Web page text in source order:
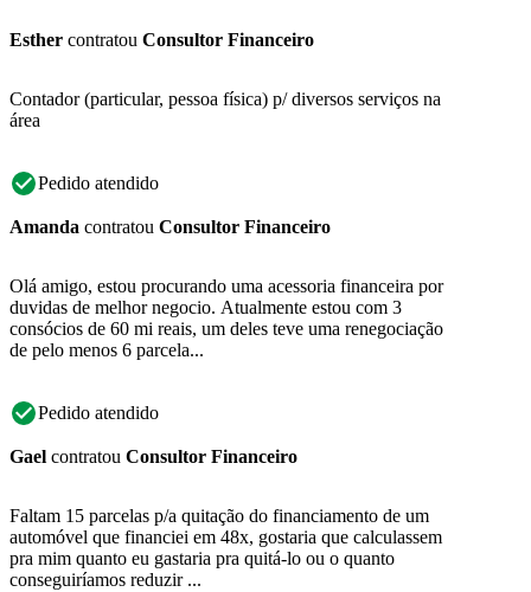
Esther contratou Consultor Financeiro
Contador (particular, pessoa física) p/ diversos serviços na
área
Pedido atendido
Amanda contratou Consultor Financeiro
Olá amigo, estou procurando uma acessoria financeira por
duvidas de melhor negocio. Atualmente estou com 3
consócios de 60 mi reais, um deles teve uma renegociação
de pelo menos 6 parcela...
Pedido atendido
Gael contratou Consultor Financeiro
Faltam 15 parcelas p/a quitação do financiamento de um
automóvel que financiei em 48x, gostaria que calculassem
pra mim quanto eu gastaria pra quitá-lo ou o quanto
conseguiríamos reduzir ...